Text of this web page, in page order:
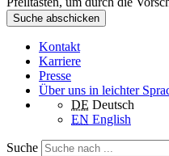
Suche abschicken
Kontakt
Karriere
Presse
Über uns in leichter
DE Deutsch
EN English
Suche